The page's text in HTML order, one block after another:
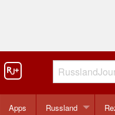
Apps Russland